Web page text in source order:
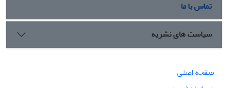
تماس با ما
سیاست های نشریه
صفحه اصلی